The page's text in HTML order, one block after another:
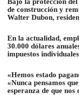
de construcción y
Walter Dubon,
En la actualidad,
30.000 dólares
impuestos
«Hemos estado
«Nunca pensamos
esperanza de que